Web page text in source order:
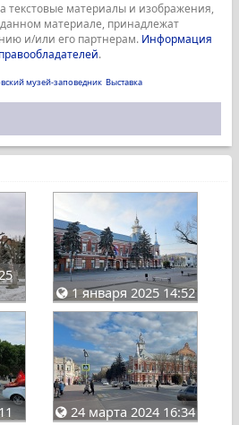
текстовые материалы и изображения,
материале, принадлежат
и/или его партнерам. Информация
.
музей-заповедник Выставка
1 января 2025 14:52
24 марта 2024 16:34